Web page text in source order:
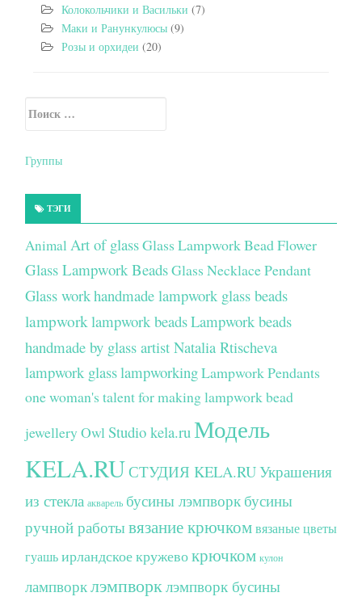
Колокольчики и Васильки (7)
Маки и Ранункулюсы (9)
Розы и орхидеи (20)
Secondary Sidebar
Искать:
Группы
ТЭГИ
Animal Art of glassGlass Lampwork Bead Flower
Glass Lampwork BeadsGlass Necklace Pendant
Glass workhandmade lampwork glass beads
lampwork lampwork beadsLampwork beads
handmade by glass artist Natalia Rtischeva
lampwork glasslampworkingLampwork Pendants
one woman's talent for making lampwork bead
jewelleryOwl Studio kela.ru Модель
KELA.RUСТУДИЯ KELA.RUУкрашения
из стекла акварель бусины лэмпворк бусины
ручной работывязание крючкомвязаные цветы
гуашьирландское кружевокрючком кулон
лампворклэмпворк лэмпворк бусины